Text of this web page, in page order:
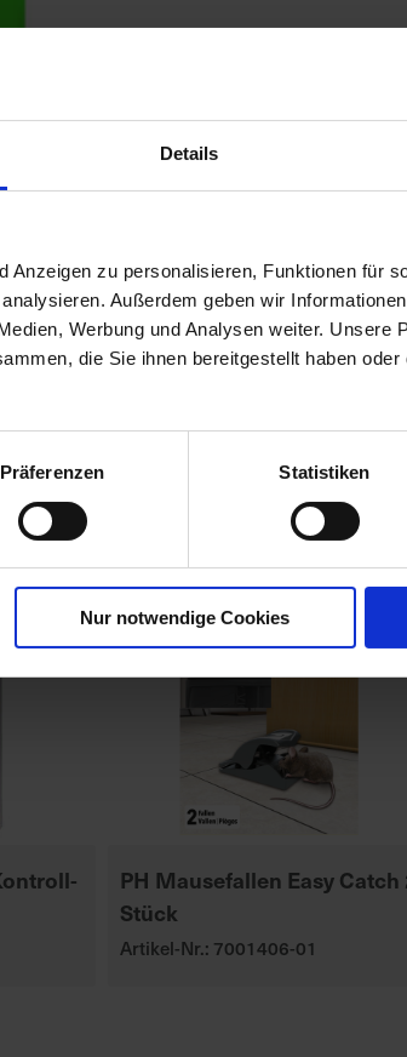
Details
Anzeigen zu personalisieren, Funktionen für
Außerdem geben wir
Werbung und Analysen weiter. Unsere
die Sie ihnen bereitgestellt haben
Präferenzen Statistiken
Nur notwendige Cookies
PH Mausefallen Easy Catch
Stück
Artikel-Nr.: 7001406-01